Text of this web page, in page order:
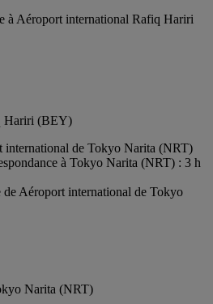
à Aéroport international Rafiq Hariri
Hariri (BEY)
international de Tokyo Narita (NRT)
à Tokyo Narita (NRT) : 3 h
Aéroport international de Tokyo
Narita (NRT)